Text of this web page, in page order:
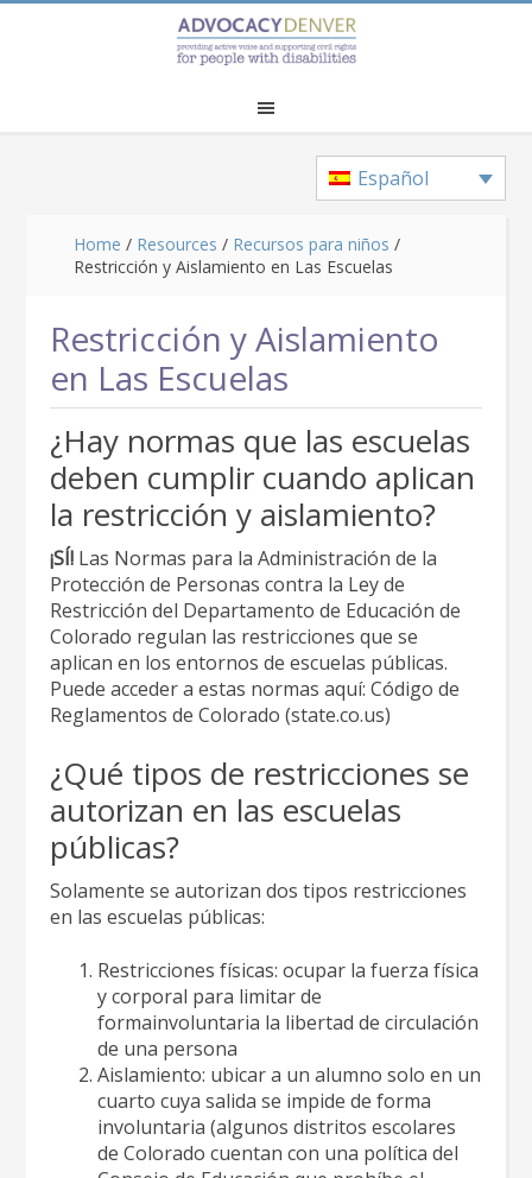
Español
Home / Resources / Recursos para niños /
Restricción y Aislamiento en Las Escuelas
Restricción y Aislamiento
en Las Escuelas
¿Hay normas que las escuelas
deben cumplir cuando aplican
la restricción y aislamiento?
¡SÍ! Las Normas para la Administración de la
Protección de Personas contra la Ley de
Restricción del Departamento de Educación de
Colorado regulan las restricciones que se
aplican en los entornos de escuelas públicas.
Puede acceder a estas normas aquí: Código de
Reglamentos de Colorado (state.co.us)
¿Qué tipos de restricciones se
autorizan en las escuelas
públicas?
Solamente se autorizan dos tipos restricciones
en las escuelas públicas:
Restricciones físicas: ocupar la fuerza física
y corporal para limitar de
formainvoluntaria la libertad de circulación
de una persona
Aislamiento: ubicar a un alumno solo en un
cuarto cuya salida se impide de forma
involuntaria (algunos distritos escolares
de Colorado cuentan con una política del